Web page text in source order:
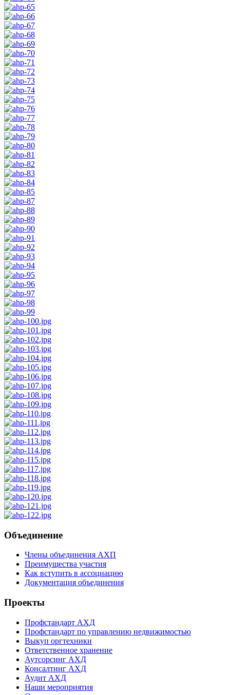
Объединение
Члены объединения АХП
Преимущества участия
Как вступить в ассоциацию
Документация объединения
Проекты
Профстандарт АХД
Профстандарт по управлению недвижимостью
Выкуп оргтехники
Ответственное хранение
Аутсорсинг АХД
Консалтинг АХД
Аудит АХД
Наши мероприятия